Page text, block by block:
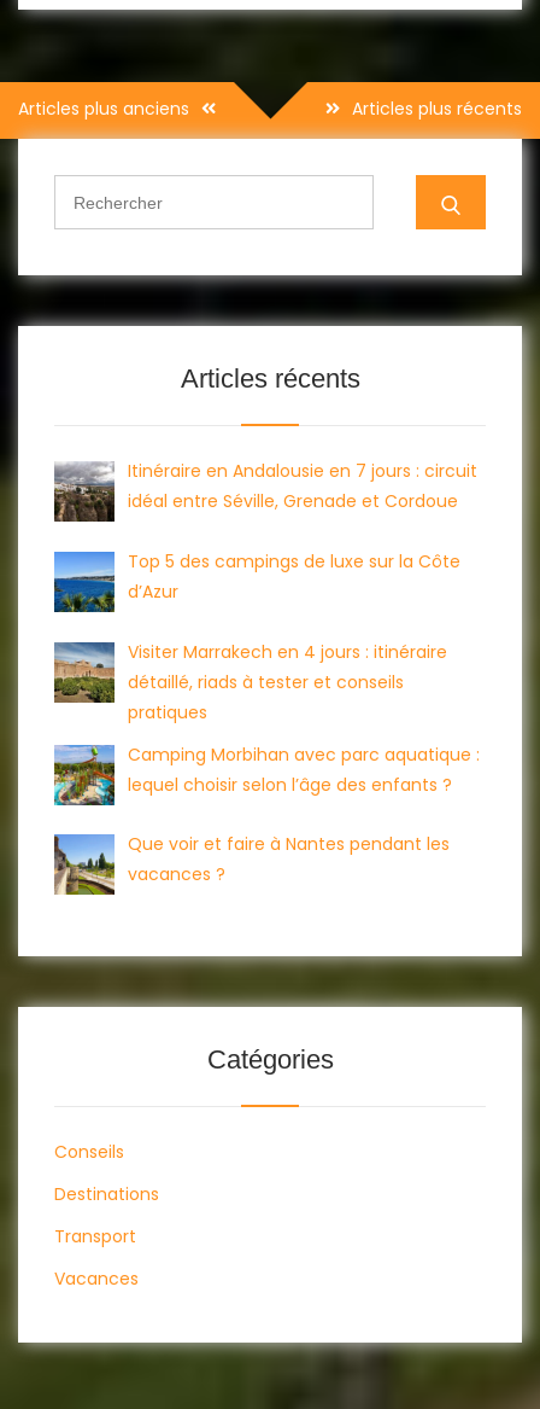
Navigation
des
articles
Articles plus anciens Articles plus récents
Articles récents
Itinéraire en Andalousie en 7 jours : circuit
idéal entre Séville, Grenade et Cordoue
Top 5 des campings de luxe sur la Côte
d’Azur
Visiter Marrakech en 4 jours : itinéraire
détaillé, riads à tester et conseils
pratiques
Camping Morbihan avec parc aquatique :
lequel choisir selon l’âge des enfants ?
Que voir et faire à Nantes pendant les
vacances ?
Catégories
Conseils
Destinations
Transport
Vacances